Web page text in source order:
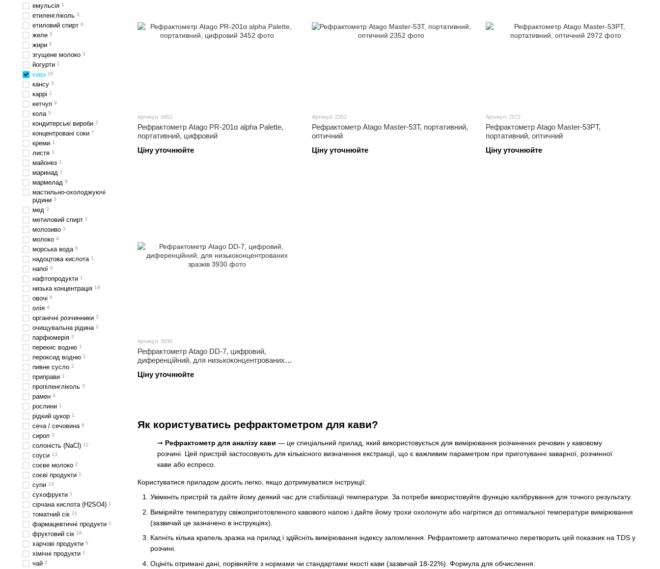
Як користуватись рефрактометром для кави?
➞ Рефрактометр для аналізу кави — це спеціальний прилад, який використовується для вимірювання розчинених речовин у кавовому
розчині. Цей пристрій застосовують для кількісного визначення екстракції, що є важливим параметром при приготуванні заварної, розчинної
кави або еспресо.
Користуватися приладом досить легко, якщо дотримуватися інструкції:
Увімкніть пристрій та дайте йому деякий час для стабілізації температури. За потреби використовуйте функцію калібрування для точного результату.
Виміряйте температуру свіжоприготовленого кавового напою і дайте йому трохи охолонути або нагрітися до оптимальної температури вимірювання
(зазвичай це зазначено в інструкціях).
Капніть кілька крапель зразка на прилад і здійсніть вимірювання індексу заломлення. Рефрактометр автоматично перетворить цей показник на TDS у
розчині.
Оцініть отримані дані, порівняйте з нормами чи стандартами якості кави (зазвичай 18-22%). Формула для обчислення:
Артикул: 3452
Рефрактометр Atago PR-201α alpha Palette,
портативний, цифровий
Ціну уточнюйте
Артикул: 2352
Рефрактометр Atago Master-53T, портативний,
оптичний
Ціну уточнюйте
Артикул: 2972
Рефрактометр Atago Master-53PT,
портативний, оптичний
Ціну уточнюйте
Артикул: 3930
Рефрактометр Atago DD-7, цифровий,
диференційний, для низькоконцентрованих
Ціну уточнюйте
емульсія 1
етиленгліколь 3
етиловий спирт 6
желе 5
жири 5
згущене молоко 3
йогурти 1
кава 10
кансу 3
каррі 1
кетчуп 9
кола 5
кондитерські вироби 2
концентровані соки 7
креми 1
листя 1
майонез 1
маринад 1
мармелад 9
мастильно-охолоджуючі
рідини 3
мед 3
метиловий спирт 1
молозиво 1
молоко 4
морська вода 6
надоцтова кислота 1
напої 6
нафтопродукти 1
низька концентрація 19
овочі 6
олія 4
органічні розчинники 3
очищувальна рідина 2
парфюмерія 3
перекис водню 1
пероксид водню 1
пивне сусло 2
приправи 1
пропіленгліколь 3
рамен 4
рослини 1
рідкий цукор 1
сеча / сечовина 6
сироп 3
солоність (NaCl) 12
соуси 13
соєве молоко 2
соєві продукти 1
супи 13
сухофрукти 1
сірчана кислота (H2SO4) 1
томатний сік 21
фармацевтичні продукти 1
фруктовий сік 18
харчові продукти 6
хімічні продукти 1
чай 2